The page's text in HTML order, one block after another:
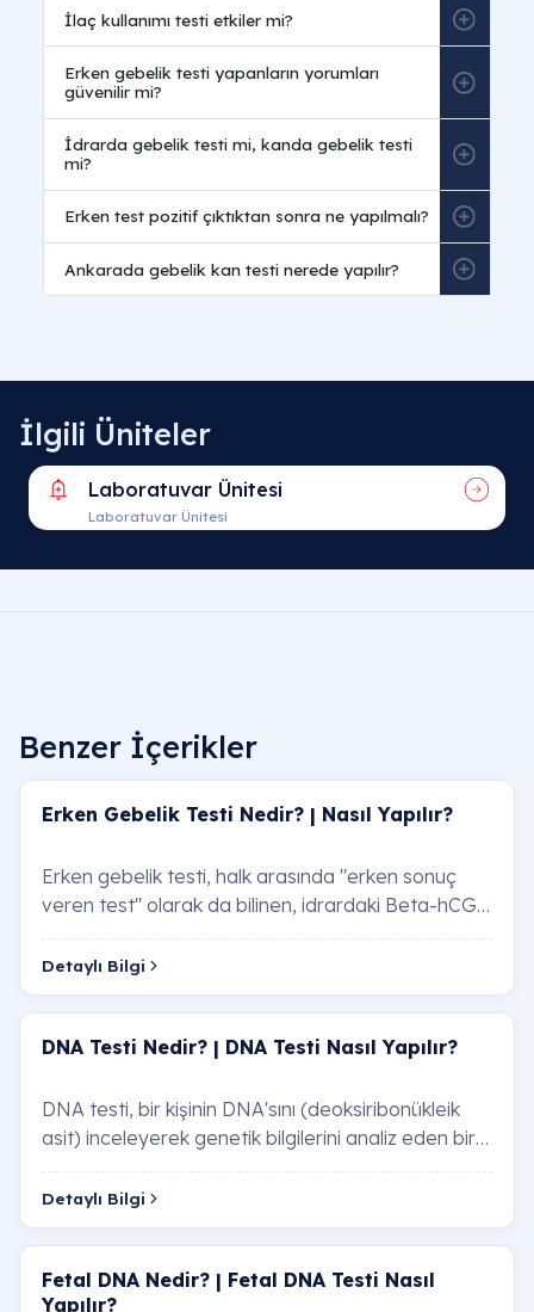
Çoğu erken test markası, beklenen
5-6 gün öncesine kadar
yaklaştıkça bu testlerin doğruluk oranı %99'a
gelir?
Testi sabah mı yoksa akşam mı yapmalıyım?
Kuruma (buharlaşma) çizgisi ile pozitif çizgi
Erken gebelik testi fiyatları neden daha
pahalıdır?
İlgili Üniteler
Laboratuvar Ünitesi
Laboratuvar Ünitesi
Benzer İçerikler
Erken Gebelik Testi Nedir? | Nasıl Yapılır?
Erken gebelik testi, halk arasında "erken sonuç
veren test" olarak da bilinen, idrardaki Beta-hCG
(insan koryonik gonadotropini) hormonunu s…
Detaylı Bilgi
DNA Testi Nedir? | DNA Testi Nasıl Yapılır?
DNA testi, bir kişinin DNA'sını (deoksiribonükleik
asit) inceleyerek genetik bilgilerini analiz eden bir
testtir. DNA, vücudumuzdaki hücrele…
Detaylı Bilgi
Fetal DNA Nedir? | Fetal DNA Testi Nasıl
Yapılır?